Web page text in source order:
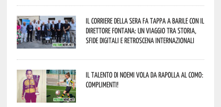
Il Corriere della Sera fa tappa a Barile con il
Direttore Fontana: un viaggio tra storia,
sfide digitali e retroscena internazionali
Il talento di Noemi vola da Rapolla al Como:
complimenti!